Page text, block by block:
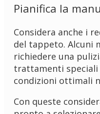
Pianifica la
Considera anche i
del tappeto. Alcuni
richiedere una
trattamenti
condizioni ottimali
Con queste